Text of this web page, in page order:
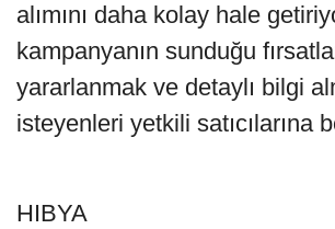
alımını daha kolay hale
kampanyanın sunduğu
yararlanmak ve detaylı bilgi
isteyenleri yetkili satıcılarına
HIBYA